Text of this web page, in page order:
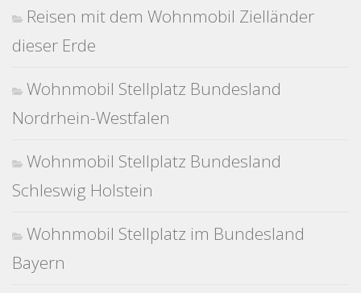
Reisen mit dem Wohnmobil Zielländer
dieser Erde
Wohnmobil Stellplatz Bundesland
Nordrhein-Westfalen
Wohnmobil Stellplatz Bundesland
Schleswig Holstein
Wohnmobil Stellplatz im Bundesland
Bayern